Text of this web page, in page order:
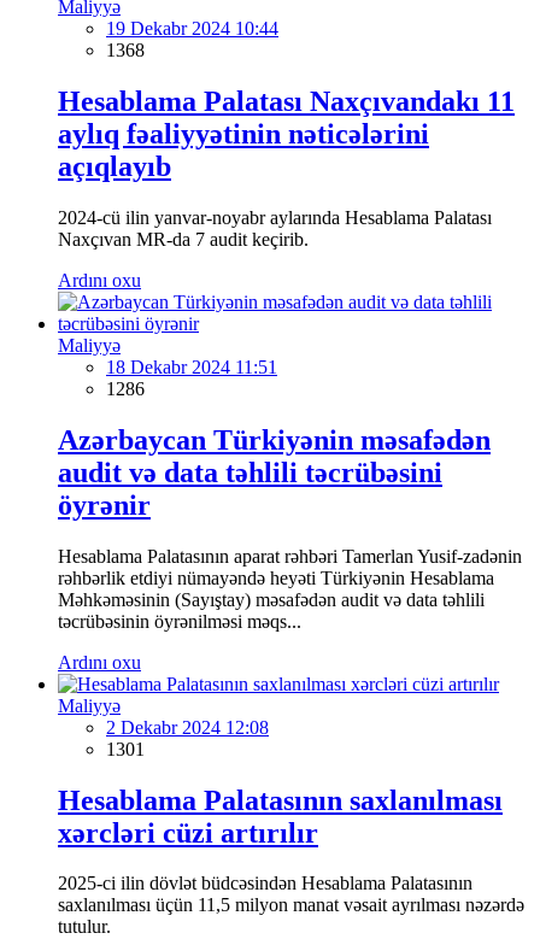
Maliyyə
19 Dekabr 2024 10:44
1368
Hesablama Palatası Naxçıvandakı 11
aylıq fəaliyyətinin nəticələrini
açıqlayıb
2024-cü ilin yanvar-noyabr aylarında Hesablama Palatası
Naxçıvan MR-da 7 audit keçirib.
Ardını oxu
Maliyyə
18 Dekabr 2024 11:51
1286
Azərbaycan Türkiyənin məsafədən
audit və data təhlili təcrübəsini
öyrənir
Hesablama Palatasının aparat rəhbəri Tamerlan Yusif-zadənin
rəhbərlik etdiyi nümayəndə heyəti Türkiyənin Hesablama
Məhkəməsinin (Sayıştay) məsafədən audit və data təhlili
təcrübəsinin öyrənilməsi məqs...
Ardını oxu
Maliyyə
2 Dekabr 2024 12:08
1301
Hesablama Palatasının saxlanılması
xərcləri cüzi artırılır
2025-ci ilin dövlət büdcəsindən Hesablama Palatasının
saxlanılması üçün 11,5 milyon manat vəsait ayrılması nəzərdə
tutulur.